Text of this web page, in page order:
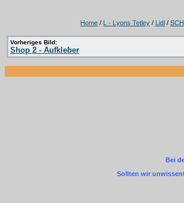
Home / L - Lyons Tetley / Lidl /
Vorheriges Bild:
Shop 2 - Aufkleber
Bei
Sollten wir